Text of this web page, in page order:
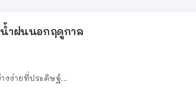
ำฝนนอกฤดูกาล
งง่ายที่ประดิษฐ์...